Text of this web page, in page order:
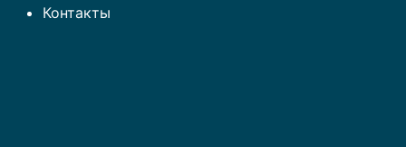
Контакты